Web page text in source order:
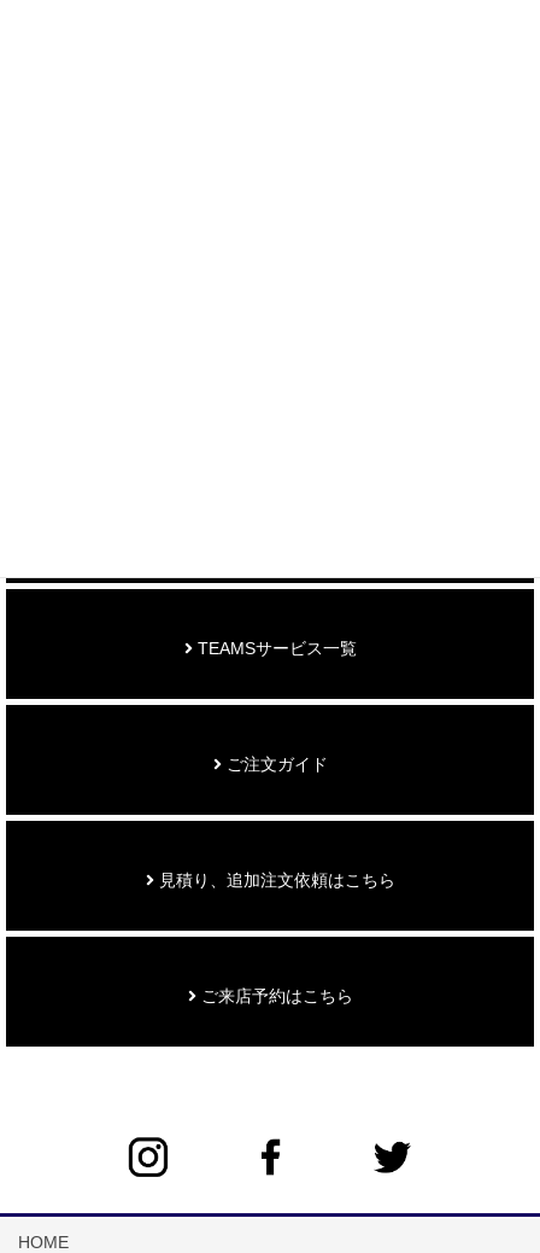
TEAMSサービス一覧
ご注文ガイド
見積り、追加注文依頼はこちら
ご来店予約はこちら
HOME